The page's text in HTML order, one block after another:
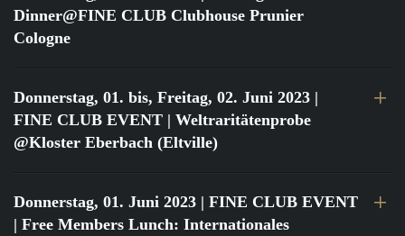
Dinner@FINE CLUB Clubhouse Prunier
Cologne
Donnerstag, 01. bis, Freitag, 02. Juni 2023 |
FINE CLUB EVENT | Weltraritätenprobe
@Kloster Eberbach (Eltville)
Donnerstag, 01. Juni 2023 | FINE CLUB EVENT
| Free Members Lunch: Internationales